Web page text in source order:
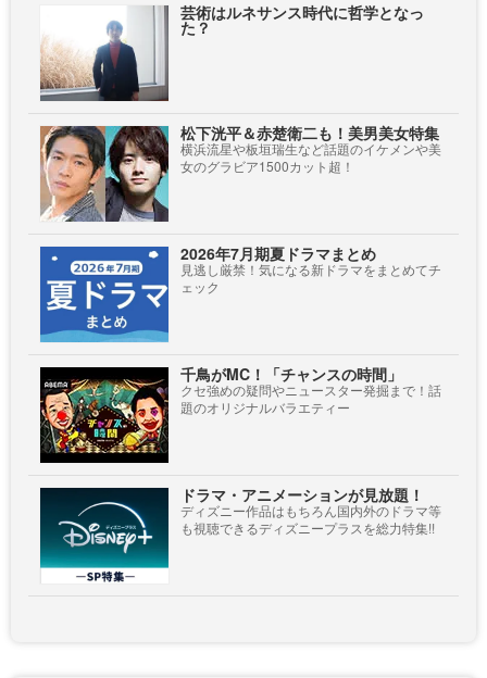
芸術はルネサンス時代に哲学となっ
た？
松下洸平＆赤楚衛二も！美男美女特集
横浜流星や板垣瑞生など話題のイケメンや美
女のグラビア1500カット超！
2026年7月期夏ドラマまとめ
見逃し厳禁！気になる新ドラマをまとめてチ
ェック
千鳥がMC！「チャンスの時間」
クセ強めの疑問やニュースター発掘まで！話
題のオリジナルバラエティー
ドラマ・アニメーションが見放題！
ディズニー作品はもちろん国内外のドラマ等
も視聴できるディズニープラスを総力特集!!